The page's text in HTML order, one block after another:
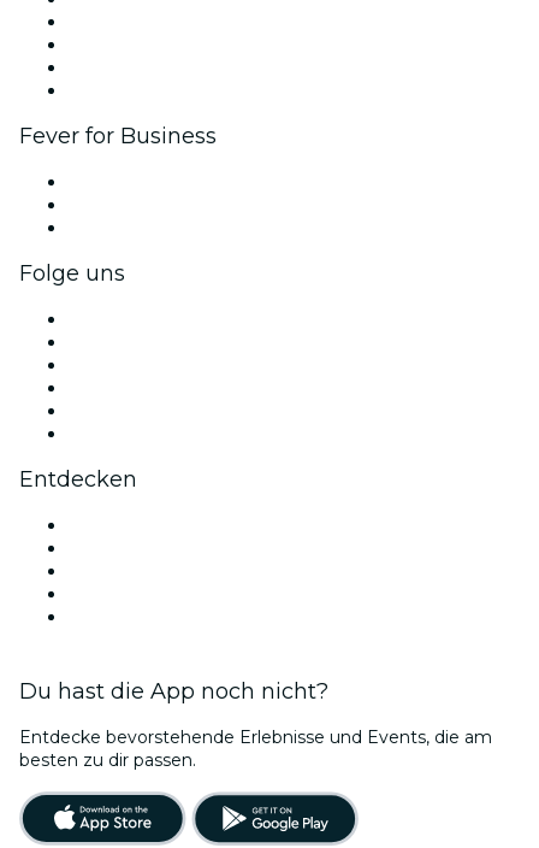
Fever for Business
Folge uns
Entdecken
Du hast die App noch nicht?
Entdecke bevorstehende Erlebnisse und Events, die am
besten zu dir passen.